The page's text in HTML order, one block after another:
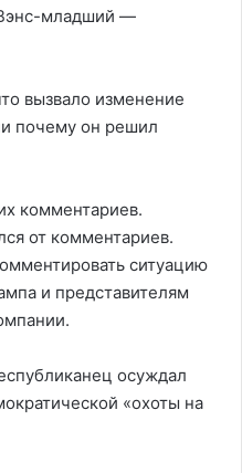
младший —
вызвало изменение
почему он решил
комментариев.
от комментариев.
ситуацию
и представителям
осуждал
«охоты на